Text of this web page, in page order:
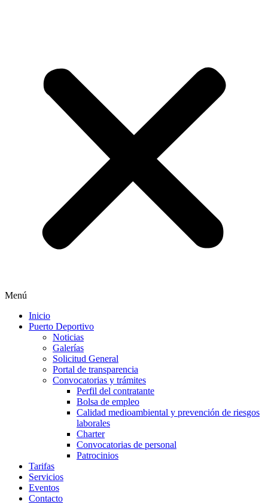
Menú
Inicio
Puerto Deportivo
Noticias
Galerías
Solicitud General
Portal de transparencia
Convocatorias y trámites
Perfil del contratante
Bolsa de empleo
Calidad medioambiental y prevención de riesgos
laborales
Charter
Convocatorias de personal
Patrocinios
Tarifas
Servicios
Eventos
Contacto